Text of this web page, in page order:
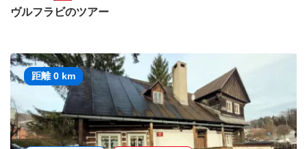
ヴルフラビのツアー
距離 0 km